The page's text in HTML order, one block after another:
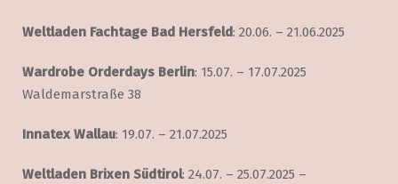
Weltladen Fachtage Bad Hersfeld: 20.06. – 21.06.2025
Wardrobe Orderdays Berlin: 15.07. – 17.07.2025
Waldemarstraße 38
Innatex Wallau: 19.07. – 21.07.2025
Weltladen Brixen Südtirol: 24.07. – 25.07.2025 –